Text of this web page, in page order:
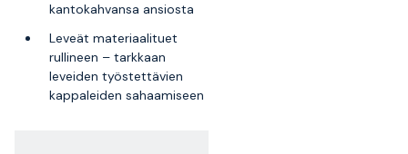
kantokahvansa ansiosta
Leveät materiaalituet
rullineen – tarkkaan
leveiden työstettävien
kappaleiden sahaamiseen